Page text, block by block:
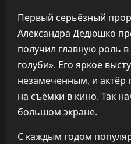
Первый серьёзный
Александра Дедюшко
получил главную роль
голуби». Его яркое
незамеченным, и актёр
на съёмки в кино. Так
большом экране.
С каждым годом